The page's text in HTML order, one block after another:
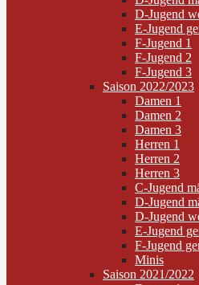
D-Jugend
E-Jugend
F-Jugend 1
F-Jugend 2
F-Jugend 3
Saison 2022/2023
Damen 1
Damen 2
Damen 3
Herren 1
Herren 2
Herren 3
C-Jugend
D-Jugend
D-Jugend
E-Jugend
F-Jugend
Minis
Saison 2021/2022